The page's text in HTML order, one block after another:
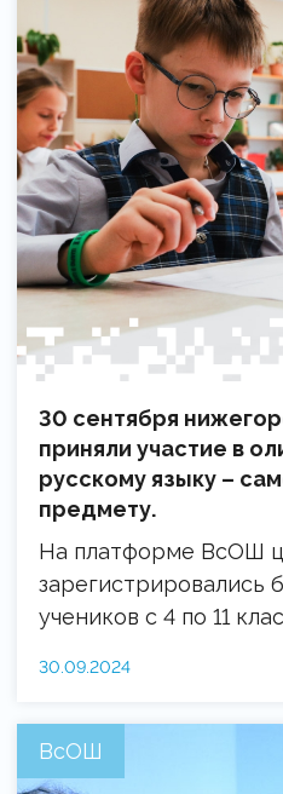
30 сентября
приняли участие в
русскому языку –
предмету.
На платформе ВсОШ
зарегистрировались
учеников с 4 по 11
30.09.2024
ВсОШ